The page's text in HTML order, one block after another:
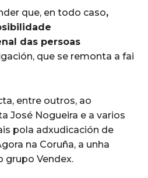
que, en todo caso,
das persoas
que se remonta a fai
entre outros, ao
José Nogueira e a varios
pola adxudicación de
na Coruña, a unha
grupo Vendex.